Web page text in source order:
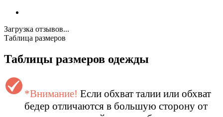
Загрузка отзывов...
Таблица размеров
Таблицы размеров одежды
*Внимание! Если обхват талии или обхват
бедер отличаются в большую сторону от